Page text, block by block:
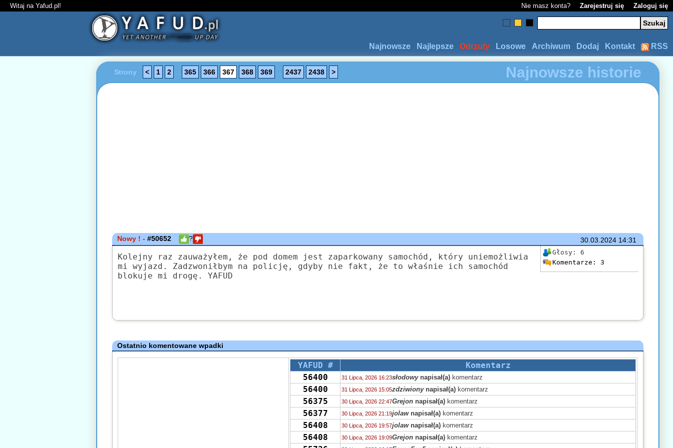
Witaj na Yafud.pl! Nie masz konta? Zarejestruj się Zaloguj się
RSS
Kontakt
Dodaj
Archiwum
Losowe
Odrzuty
Najlepsze
Najnowsze
Najnowsze historie
Strony < 1 2 365 366 367 368 369 2437 2438 >
30.03.202414:31
Nowy ! -#50652 ?
Głosy: 6
Komentarze: 3
Kolejny raz zauważyłem, że pod domem jest zaparkowany samochód, który uniemożliwia
mi wyjazd. Zadzwoniłbym na policję, gdyby nie fakt, że to właśnie ich samochód
blokuje mi drogę. YAFUD
Ostatnio komentowane wpadki
YAFUD #
Komentarz
56400
31 Lipca, 2026 16:23słodowynapisał(a) komentarz
56400 31 Lipca, 2026 15:05zdziwionynapisał(a) komentarz
56375 30 Lipca, 2026 22:47Grejon napisał(a) komentarz
56377 30 Lipca, 2026 21:19jolawnapisał(a) komentarz
56408 30 Lipca, 2026 19:57jolawnapisał(a) komentarz
56408 30 Lipca, 2026 19:09Grejon napisał(a) komentarz